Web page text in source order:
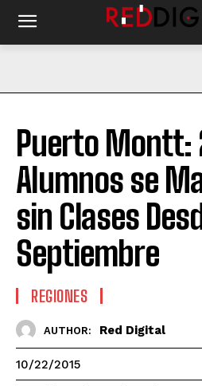
Puerto Montt:
Alumnos se
sin Clases
Septiembre
REGIONES
AUTHOR: Red Digital
10/22/2015